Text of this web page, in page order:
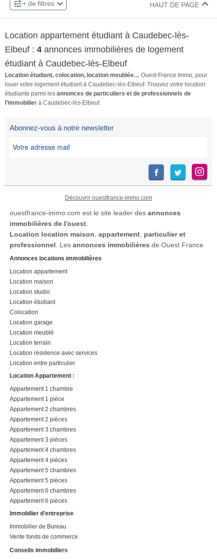
pièces. CONDITIONS
comprises avec justificatifs de
situation sous conditions
VISALE. Contactez […] Voir
l’annonce immobilière >>
plaques électriques,
Appartement calme, agréable
et lumineux. Cet appartement
petit immeuble équipé de la
fibre optique. Consommation
d'eau froide dans les charges.
HAUT DE PAGE
+ de filtres
Location appartement étudiant à Caudebec-lès-
Elbeuf : 4 annonces immobilières de logement
étudiant à Caudebec-lès-Elbeuf
Location étudiant, colocation, location meublée… Ouest France Immo, pour
louer votre logement étudiant à Caudebec-lès-Elbeuf. Trouvez votre location
étudiante parmi les annonces de particuliers et de professionnels de
l’immobilier à Caudebec-lès-Elbeuf.
Abonnez-vous à notre newsletter
Découvrir ouestfrance-immo.com
ouestfrance-immo.com est le site leader des annonces
immobilières de l'ouest
Location location maison appartement particulier et
professionnel . Les annonces immobilières de Ouest France
Annonces locations immobilières
Location appartement
Location maison
Location studio
Location étudiant
Colocation
Location garage
Location meublé
Location terrain
Location résidence avec services
Location entre particulier
Location Appartement :
Appartement 1 chambre
Appartement 1 pièce
Appartement 2 chambres
Appartement 2 pièces
Appartement 3 chambres
Appartement 3 pièces
Appartement 4 chambres
Appartement 4 pièces
Appartement 5 chambres
Appartement 5 pièces
Appartement 6 chambres
Appartement 6 pièces
Immobilier d'entreprise
Immobilier de Bureau
Vente fonds de commerce
Conseils immobiliers